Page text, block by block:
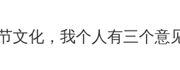
化，我个人有三个意